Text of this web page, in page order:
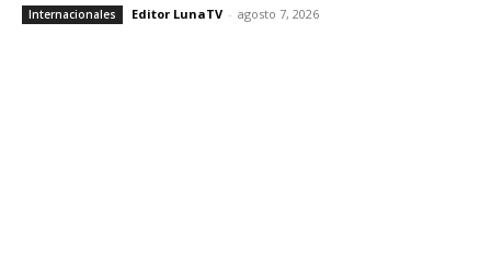
Internacionales Editor LunaTV - agosto 7, 2026